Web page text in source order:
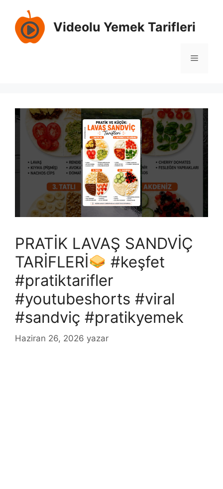
Videolu Yemek Tarifleri
Menü
PRATİK LAVAŞ SANDVİÇ
TARİFLERİ
#keşfet
#pratiktarifler
#youtubeshorts #viral
#sandviç #pratikyemek
Haziran 26, 2026 yazar